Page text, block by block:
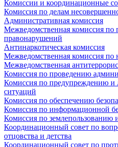
Комиссии и координационные
Комиссия по делам
Административная комиссия
Межведомственная комиссия по
правонарушений
Антинаркотическая комиссия
Межведомственная комиссия по
Межведомственная
Комиссия по проведению
Комиссия по предупреждению и
ситуаций
Комиссия по обеспечению
Комиссия по информационной
Комиссия по землепользованию
Координационный совет по
отцовства и детства
Координационный совет по